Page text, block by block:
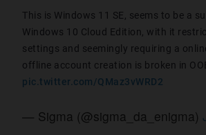
This is Windows 11 SE, seems to be a
Windows 10 Cloud Edition, with it
settings and seemingly requiring a
offline account creation is broken in
pic.twitter.com/QMaz3vWRD2
— Sigma (@sigma_da_enigma)